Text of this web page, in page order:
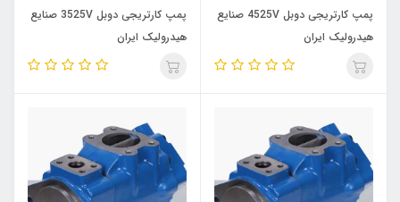
پمپ کارتریجی دوبل 4525V صنایع
هیدرولیک ایران
پمپ کارتریجی دوبل 3525V صنایع
هیدرولیک ایران